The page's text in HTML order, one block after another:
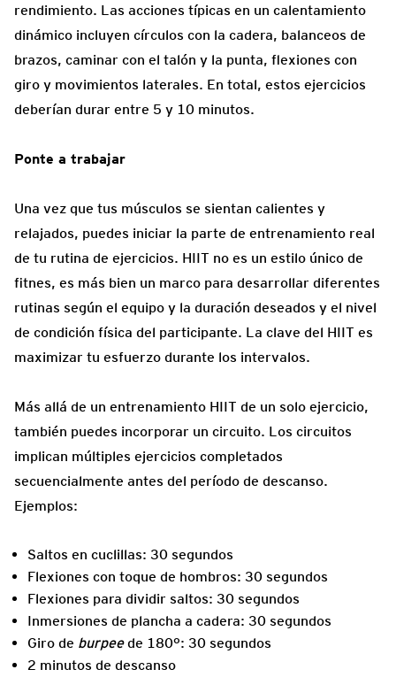
rendimiento. Las acciones típicas en un calentamiento
dinámico incluyen círculos con la cadera, balanceos de
brazos, caminar con el talón y la punta, flexiones con
giro y movimientos laterales. En total, estos ejercicios
deberían durar entre 5 y 10 minutos.
Ponte a trabajar
Una vez que tus músculos se sientan calientes y
relajados, puedes iniciar la parte de entrenamiento real
de tu rutina de ejercicios. HIIT no es un estilo único de
fitnes, es más bien un marco para desarrollar diferentes
rutinas según el equipo y la duración deseados y el nivel
de condición física del participante. La clave del HIIT es
maximizar tu esfuerzo durante los intervalos.
Más allá de un entrenamiento HIIT de un solo ejercicio,
también puedes incorporar un circuito. Los circuitos
implican múltiples ejercicios completados
secuencialmente antes del período de descanso.
Ejemplos:
Saltos en cuclillas: 30 segundos
Flexiones con toque de hombros: 30 segundos
Flexiones para dividir saltos: 30 segundos
Inmersiones de plancha a cadera: 30 segundos
Giro de burpeede 180°: 30 segundos
2 minutos de descanso